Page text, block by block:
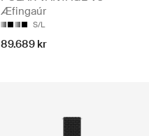
Æfingaúr
S/L
89.689 kr